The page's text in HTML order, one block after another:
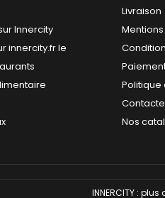
Innercity
innercity.fr le
Livraison
Nos
INNERCITY :